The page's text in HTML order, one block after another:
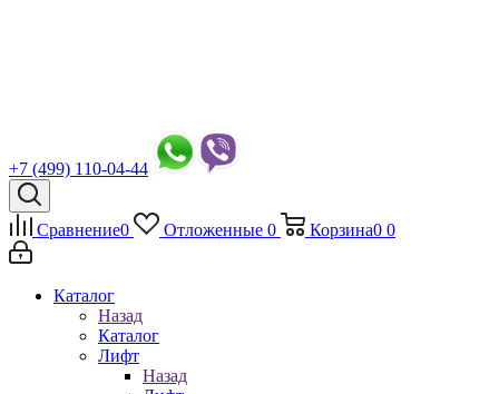
+7 (499) 110-04-44
Сравнение0 Отложенные 0 Корзина0 0
Каталог
Назад
Каталог
Лифт
Назад